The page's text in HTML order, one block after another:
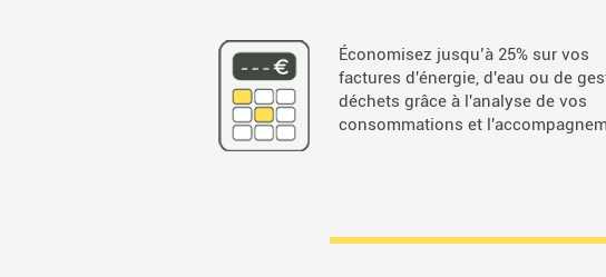
Économisez jusqu’à 25% sur vos
factures d'énergie, d'eau ou de
déchets grâce à l'analyse de vos
consommations et